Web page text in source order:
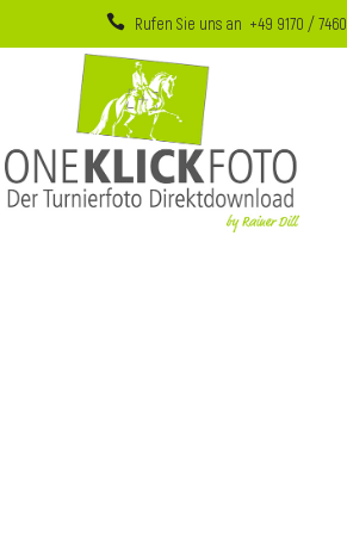
Rufen Sie uns an +49 9170 / 7460